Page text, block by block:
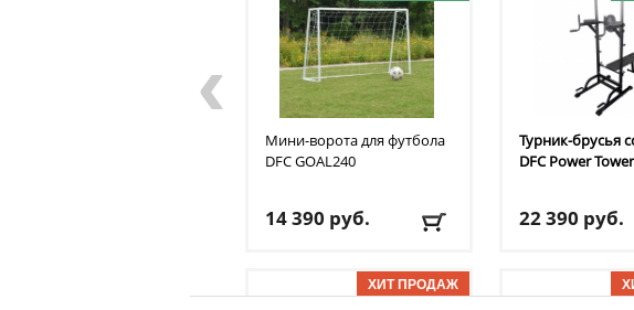
Мини-ворота для футбола
DFCGOAL240
14 390 руб.
БЕСПЛАТНО,
2-3 дня
Турник-брусья
DFCPower
22 390 руб.
2-3 дня
‹